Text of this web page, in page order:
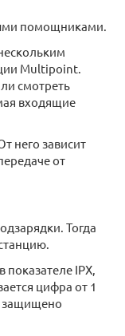
помощниками.
Multipoint.
смотреть
входящие
него зависит
от
Тогда
IPX,
цифра от 1
защищено